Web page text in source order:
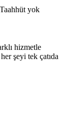
Taahhüt yok
hizmetle
şeyi tek çatıda